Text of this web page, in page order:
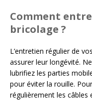
Comment
bricolage ?
L’entretien régulier de
assurer leur longévité.
lubrifiez les parties
pour éviter la rouille.
régulièrement les câbles